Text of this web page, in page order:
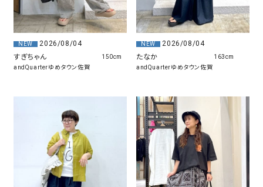
NEW
2026/08/04
すぎちゃん
andQuarterゆめタウン佐賀
150cm
NEW
2026/08/04
たなか
andQuarterゆめタウン佐賀
163cm